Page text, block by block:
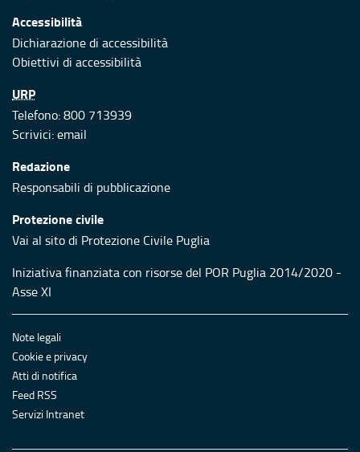
Accessibilità
Dichiarazione di accessibilità
Obiettivi di accessibilità
URP
Telefono: 800 713939
Scrivici:email
Redazione
Responsabili di pubblicazione
Protezione civile
Vai al sito di Protezione Civile Puglia
Iniziativa finanziata con risorse del POR Puglia 2014/2020 -
Asse XI
Note legali
Cookie e privacy
Atti di notifica
Feed RSS
Servizi Intranet